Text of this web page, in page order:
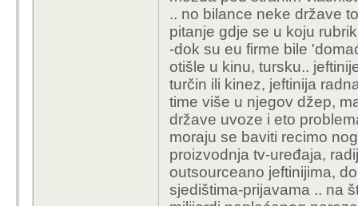
.. no bilance neke države
pitanje gdje se u koju
-dok su eu firme bile
otišle u kinu, tursku..
turčin ili kinez, jeftinija
time više u njegov džep,
države uvoze i eto
moraju se baviti recimo
proizvodnja tv-uređaja,
outsourceano jeftinijima,
sjedištima-prijavama .. na